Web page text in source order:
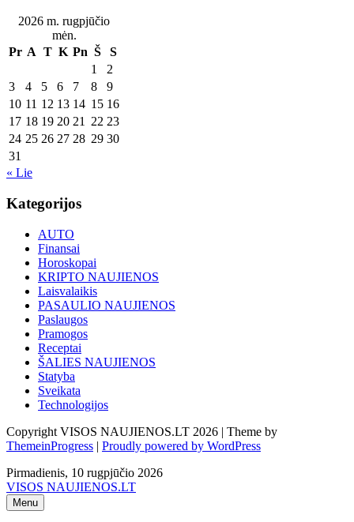
2026 m. rugpjūčio
mėn.
Pr A T K Pn Š
S
1
2
3
4 5 6 7 8
9
10 11 12 13 14 15 16
17 18 19 20 21 22 23
24 25 26 27 28 29 30
31
« Lie
Kategorijos
AUTO
Finansai
Horoskopai
KRIPTO NAUJIENOS
Laisvalaikis
PASAULIO NAUJIENOS
Paslaugos
Pramogos
Receptai
ŠALIES NAUJIENOS
Statyba
Sveikata
Technologijos
Copyright VISOS NAUJIENOS.LT 2026 | Theme by
ThemeinProgress | Proudly powered by WordPress
Pirmadienis, 10 rugpjūčio 2026
VISOS NAUJIENOS.LT
Menu